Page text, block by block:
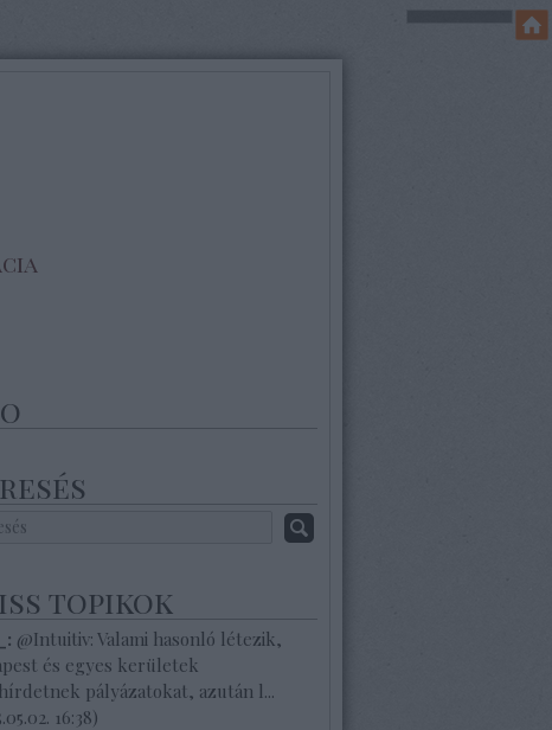
topikok
@Intuitiv: Valami hasonló létezik,
és egyes kerületek
pályázatokat, azután l...
16:38)